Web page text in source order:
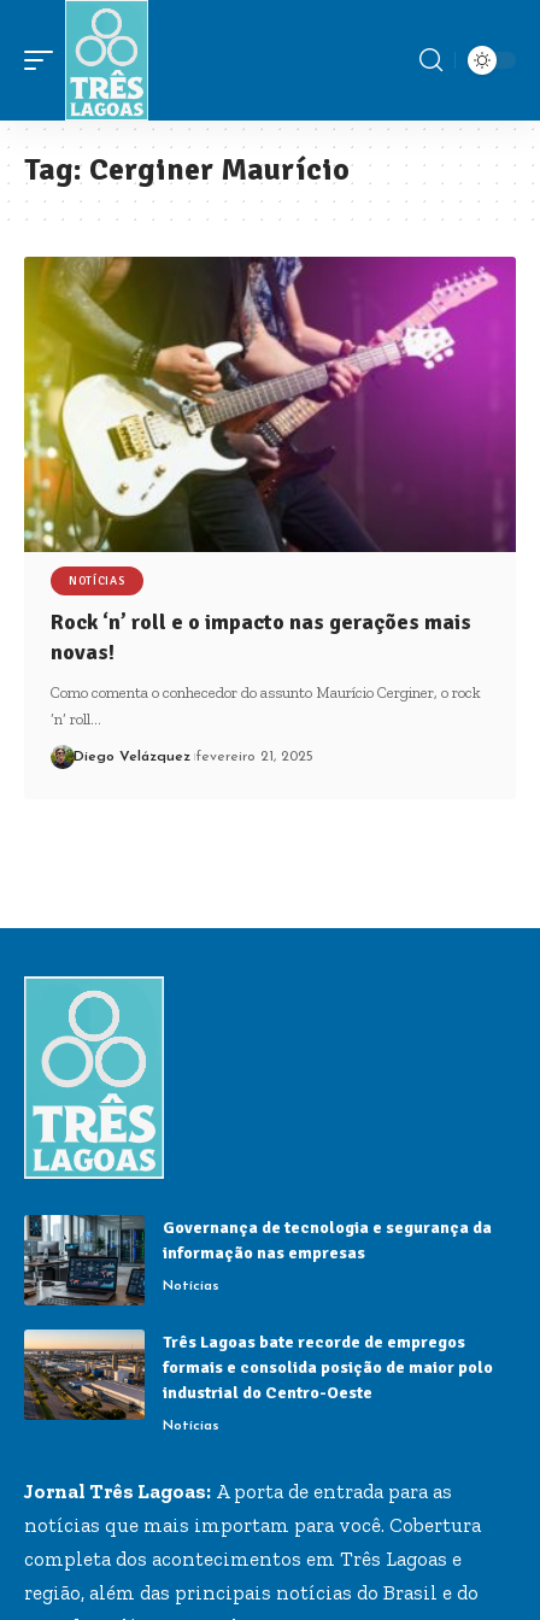
Tag: Cerginer Maurício
NOTÍCIAS
Rock ‘n’ roll e o impacto nas gerações mais
novas!
Como comenta o conhecedor do assunto Maurício Cerginer, o rock
‘n’ roll…
Diego Velázquez fevereiro 21, 2025
Governança de tecnologia e segurança da
informação nas empresas
Notícias
Três Lagoas bate recorde de empregos
formais e consolida posição de maior polo
industrial do Centro-Oeste
Notícias
Jornal Três Lagoas: A porta de entrada para as
notícias que mais importam para você. Cobertura
completa dos acontecimentos em Três Lagoas e
região, além das principais notícias do Brasil e do